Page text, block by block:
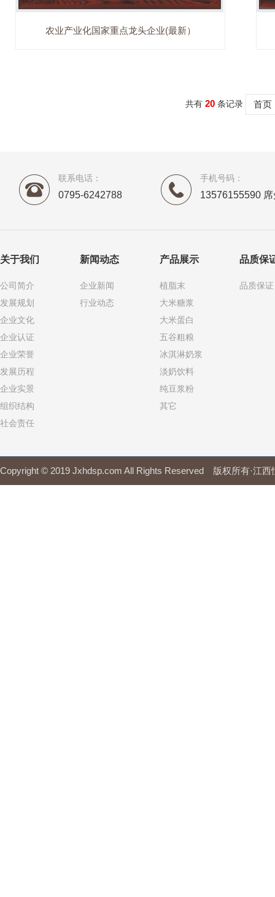
农业产业化国家重点龙头企业(最新）
共有 20 条记录 首页
联系电话：
0795-6242788
手机号码：
13576155590
关于我们
公司简介
发展规划
企业文化
企业认证
企业荣誉
发展历程
企业实景
组织结构
社会责任
新闻动态
企业新闻
行业动态
产品展示
植脂末
大米糖浆
大米蛋白
五谷粗粮
冰淇淋奶浆
淡奶饮料
纯豆浆粉
其它
品质保
品质保证
Copyright © 2019 Jxhdsp.com All Rights Reserved 版权所有·江